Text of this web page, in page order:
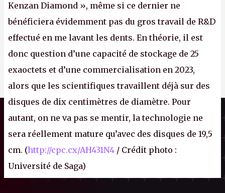
Kenzan Diamond », même si ce dernier ne
bénéficiera évidemment pas du gros travail de R&D
effectué en me lavant les dents. En théorie, il est
donc question d’une capacité de stockage de 25
exaoctets et d’une commercialisation en 2023,
alors que les scientifiques travaillent déjà sur des
disques de dix centimètres de diamètre. Pour
autant, on ne va pas se mentir, la technologie ne
sera réellement mature qu’avec des disques de 19,5
cm. (http://cpc.cx/AH431N4 / Crédit photo :
Université de Saga)
Kiosque numérique
Boutique
Il n'y a pas de
Cookie à se faire !
Ce site n'a recours à aucun tracker
statistiques de fréquentation et se limite
aux cookies nécessaires au bon
fonctionnement de votre session. Mais
comme on est bien élevés, on préfère